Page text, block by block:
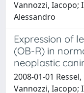
Vannozzi, Iacopo;
Alessandro
Expression of
(OB-R) in
neoplastic
2008-01-01
Vannozzi, Iacopo;